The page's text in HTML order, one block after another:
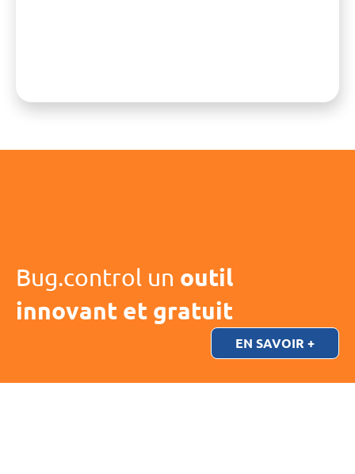
Bug.control un outil
innovant et gratuit
EN SAVOIR +